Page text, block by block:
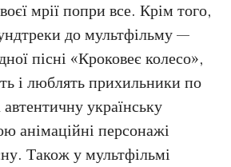
мрії попри все. Крім того,
до мультфільму —
пісні «Кроковеє колесо»,
і люблять прихильники по
автентичну українську
анімаційні персонажі
Також у мультфільмі